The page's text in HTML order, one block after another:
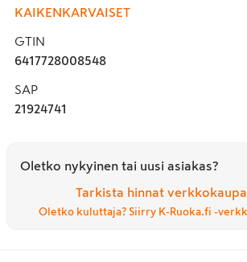
KAIKENKARVAISET
GTIN
6417728008548
SAP
21924741
Oletko nykyinen tai uusi asiakas?
Tarkista hinnat
Oletko kuluttaja? Siirry K-Ruoka.fi -